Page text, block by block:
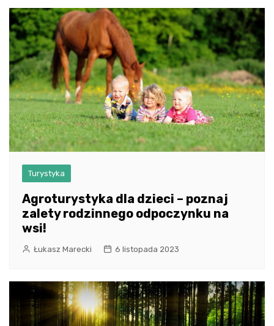
Turystyka
Agroturystyka dla dzieci – poznaj
zalety rodzinnego odpoczynku na
wsi!
Łukasz Marecki 6 listopada 2023